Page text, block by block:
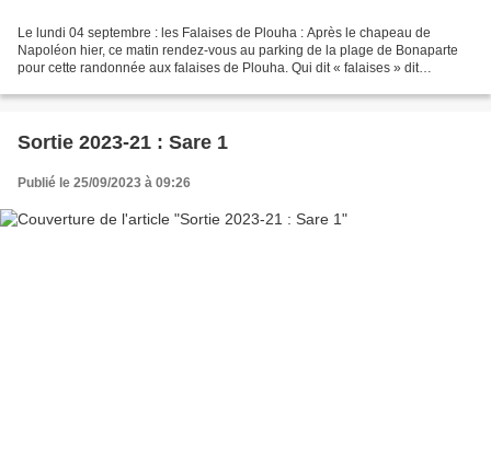
Le lundi 04 septembre : les Falaises de Plouha : Après le chapeau de
Napoléon hier, ce matin rendez-vous au parking de la plage de Bonaparte
pour cette randonnée aux falaises de Plouha. Qui dit « falaises » dit
Sortie 2023-21 : Sare 1
Publié le 25/09/2023 à 09:26